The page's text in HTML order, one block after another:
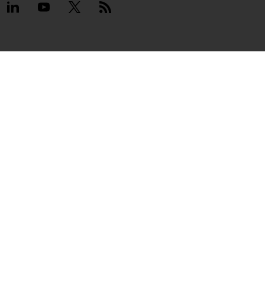
Social Media
LinkedInGIZ YouTube Profil
GIZ Twitter Profil
GIZ RSS